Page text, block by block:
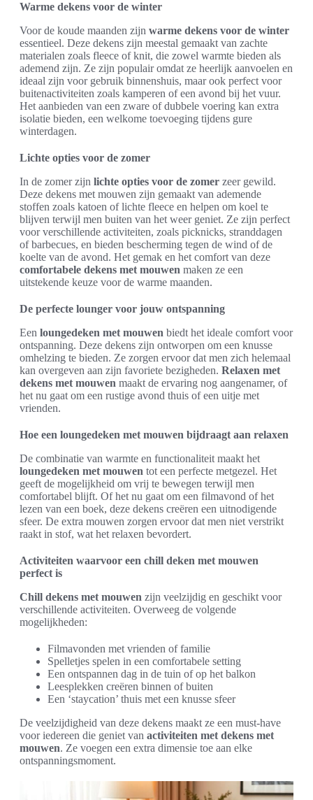
Warme dekens voor de winter
Voor de koude maanden zijn warme dekens voor de winter
essentieel. Deze dekens zijn meestal gemaakt van zachte
materialen zoals fleece of knit, die zowel warmte bieden als
ademend zijn. Ze zijn populair omdat ze heerlijk aanvoelen en
ideaal zijn voor gebruik binnenshuis, maar ook perfect voor
buitenactiviteiten zoals kamperen of een avond bij het vuur.
Het aanbieden van een zware of dubbele voering kan extra
isolatie bieden, een welkome toevoeging tijdens gure
winterdagen.
Lichte opties voor de zomer
In de zomer zijn lichte opties voor de zomer zeer gewild.
Deze dekens met mouwen zijn gemaakt van ademende
stoffen zoals katoen of lichte fleece en helpen om koel te
blijven terwijl men buiten van het weer geniet. Ze zijn perfect
voor verschillende activiteiten, zoals picknicks, stranddagen
of barbecues, en bieden bescherming tegen de wind of de
koelte van de avond. Het gemak en het comfort van deze
comfortabele dekens met mouwen maken ze een
uitstekende keuze voor de warme maanden.
De perfecte lounger voor jouw ontspanning
Een loungedeken met mouwen biedt het ideale comfort voor
ontspanning. Deze dekens zijn ontworpen om een knusse
omhelzing te bieden. Ze zorgen ervoor dat men zich helemaal
kan overgeven aan zijn favoriete bezigheden. Relaxen met
dekens met mouwen maakt de ervaring nog aangenamer, of
het nu gaat om een rustige avond thuis of een uitje met
vrienden.
Hoe een loungedeken met mouwen bijdraagt aan relaxen
De combinatie van warmte en functionaliteit maakt het
loungedeken met mouwen tot een perfecte metgezel. Het
geeft de mogelijkheid om vrij te bewegen terwijl men
comfortabel blijft. Of het nu gaat om een filmavond of het
lezen van een boek, deze dekens creëren een uitnodigende
sfeer. De extra mouwen zorgen ervoor dat men niet verstrikt
raakt in stof, wat het relaxen bevordert.
Activiteiten waarvoor een chill deken met mouwen
perfect is
Chill dekens met mouwen zijn veelzijdig en geschikt voor
verschillende activiteiten. Overweeg de volgende
mogelijkheden:
Filmavonden met vrienden of familie
Spelletjes spelen in een comfortabele setting
Een ontspannen dag in de tuin of op het balkon
Leesplekken creëren binnen of buiten
Een ‘staycation’ thuis met een knusse sfeer
De veelzijdigheid van deze dekens maakt ze een must-have
voor iedereen die geniet van activiteiten met dekens met
mouwen. Ze voegen een extra dimensie toe aan elke
ontspanningsmoment.